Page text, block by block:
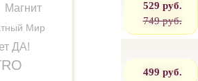
529 руб.
749 руб.
499 руб.
Магнит
Мир
ДА!